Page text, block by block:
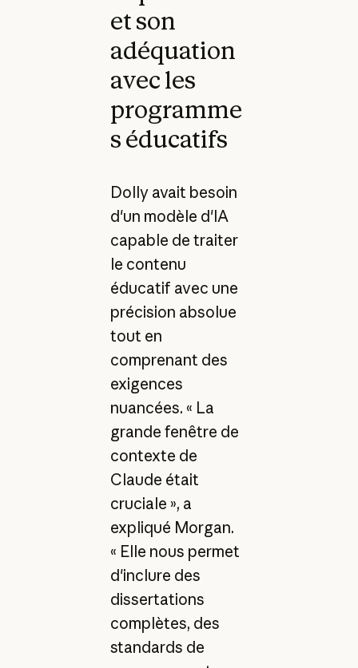
et son
adéquation
avec les
programme
s éducatifs
Dolly avait besoin
d'un modèle d'IA
capable de traiter
le contenu
éducatif avec une
précision absolue
tout en
comprenant des
exigences
nuancées. « La
grande fenêtre de
contexte de
Claude était
cruciale », a
expliqué Morgan.
« Elle nous permet
d'inclure des
dissertations
complètes, des
standards de